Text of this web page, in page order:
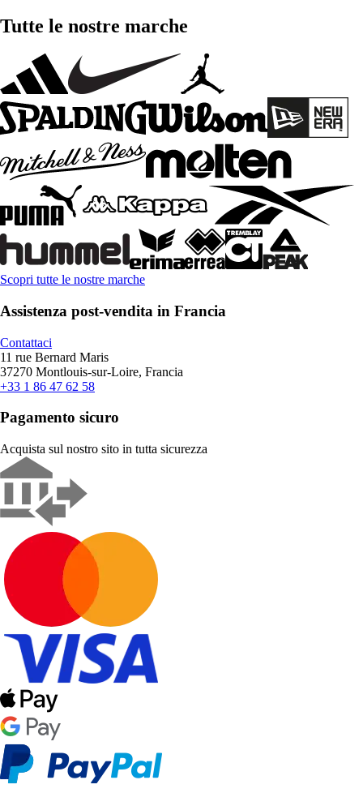
Tutte le nostre marche
Scopri tutte le nostre marche
Assistenza post-vendita in Francia
Contattaci
11 rue Bernard Maris
37270 Montlouis-sur-Loire, Francia
+33 1 86 47 62 58
Pagamento sicuro
Acquista sul nostro sito in tutta sicurezza